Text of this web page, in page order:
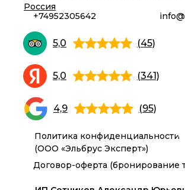
Политика конфиденциальности
(ООО «Эльбрус Эксперт»)
Договор-оферта (бронирование
Россия
+74952305642
5,0 (45)
5,0 (341)
4,9 (95)